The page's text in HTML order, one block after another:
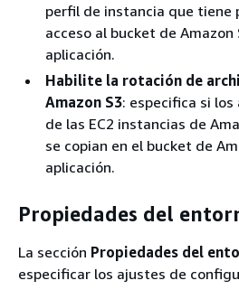
perfil de instancia que tiene
acceso al bucket de Amazon
aplicación.
Habilite la rotación de
Amazon S3: especifica si
de las EC2 instancias de
se copian en el bucket de
aplicación.
Propiedades del
La sección Propiedades del
especificar los ajustes de